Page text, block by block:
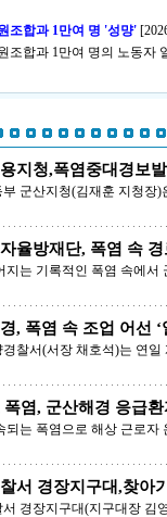
조합과 1만여 명 '성먕' [
조합과 1만여 명의 노동자
지청,폭염중대경보
부 군산지청(김재훈 지청장
율방재단, 폭염 속
지는 기록적인 폭염 속에
, 폭염 속 조업 어선 ‘
경찰서(서장 채호석)는 연
폭염, 군산해경 응급
되는 폭염으로 해상 근로
서 경장지구대,찾아
서 경장지구대(지구대장 김